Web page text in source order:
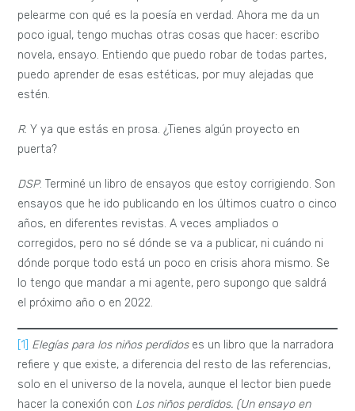
pelearme con qué es la poesía en verdad. Ahora me da un
poco igual, tengo muchas otras cosas que hacer: escribo
novela, ensayo. Entiendo que puedo robar de todas partes,
puedo aprender de esas estéticas, por muy alejadas que
estén.
R. Y ya que estás en prosa. ¿Tienes algún proyecto en
puerta?
DSP. Terminé un libro de ensayos que estoy corrigiendo. Son
ensayos que he ido publicando en los últimos cuatro o cinco
años, en diferentes revistas. A veces ampliados o
corregidos, pero no sé dónde se va a publicar, ni cuándo ni
dónde porque todo está un poco en crisis ahora mismo. Se
lo tengo que mandar a mi agente, pero supongo que saldrá
el próximo año o en 2022.
[1] Elegías para los niños perdidoses un libro que la narradora
refiere y que existe, a diferencia del resto de las referencias,
solo en el universo de la novela, aunque el lector bien puede
hacer la conexión con Los niños perdidos. (Un ensayo en